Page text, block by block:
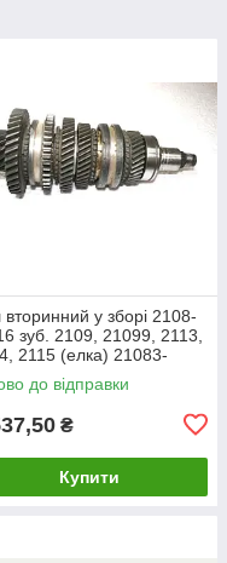
вторинний у зборі 2108-
зуб. 2109, 21099, 2113,
2115 (елка) 21083-
71
до відправки
₴
Купити